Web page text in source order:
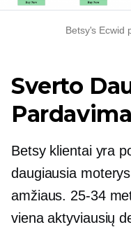
Betsy's Ecwid
Sverto
Betsy klientai yra
daugiausia
amžiaus. 25-34
viena aktyviausių